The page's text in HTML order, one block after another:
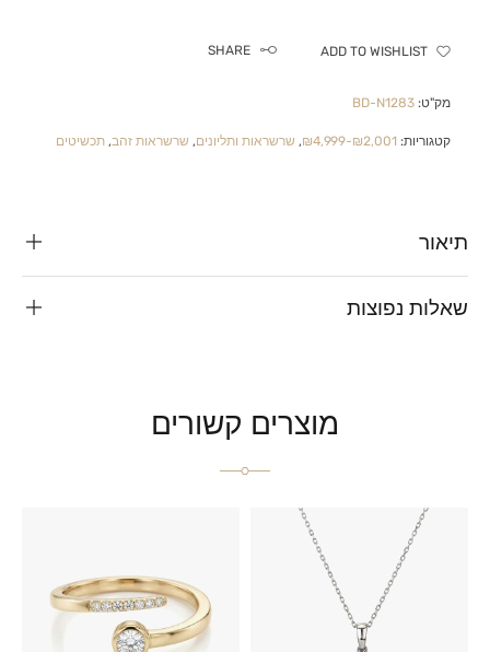
ADD TO WISHLIST
SHARE
מק"ט:BD-N1283
קטגוריות: ₪2,001-₪4,999
, שרשראות ותליונים, שרשראות זהב,תכשיטים
תיאור
שאלות נפוצות
מוצרים קשורים